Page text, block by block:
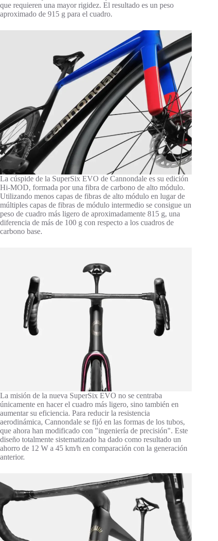
que requieren una mayor rigidez. El resultado es un peso
aproximado de 915 g para el cuadro.
La cúspide de la SuperSix EVO de Cannondale es su edición
Hi-MOD, formada por una fibra de carbono de alto módulo.
Utilizando menos capas de fibras de alto módulo en lugar de
múltiples capas de fibras de módulo intermedio se consigue un
peso de cuadro más ligero de aproximadamente 815 g, una
diferencia de más de 100 g con respecto a los cuadros de
carbono base.
La misión de la nueva SuperSix EVO no se centraba
únicamente en hacer el cuadro más ligero, sino también en
aumentar su eficiencia. Para reducir la resistencia
aerodinámica, Cannondale se fijó en las formas de los tubos,
que ahora han modificado con "ingeniería de precisión". Este
diseño totalmente sistematizado ha dado como resultado un
ahorro de 12 W a 45 km/h en comparación con la generación
anterior.